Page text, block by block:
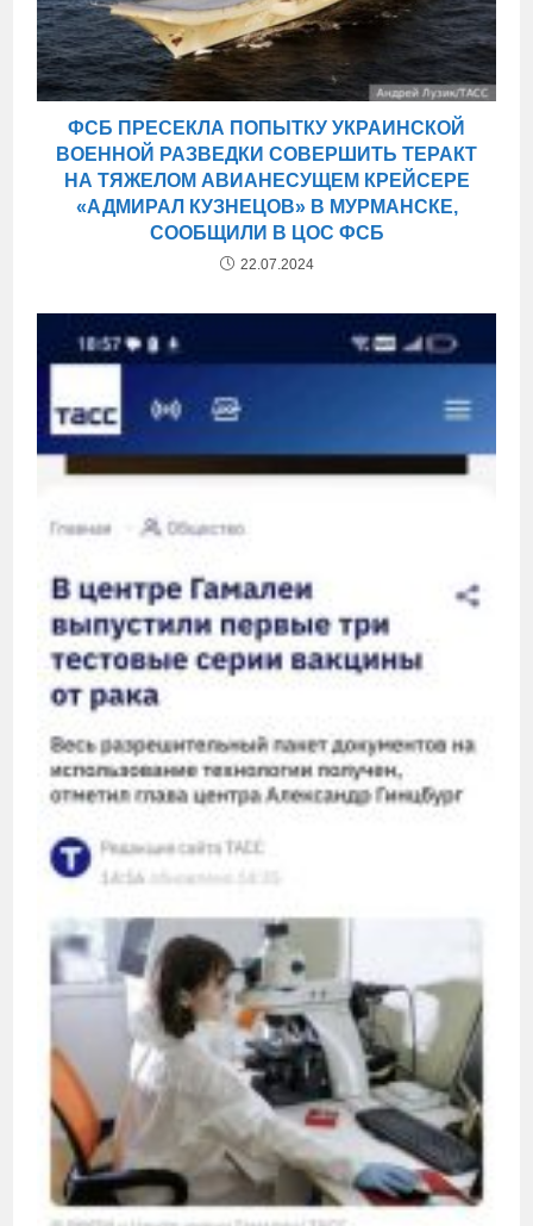
ФСБ ПРЕСЕКЛА ПОПЫТКУ УКРАИНСКОЙ
ВОЕННОЙ РАЗВЕДКИ СОВЕРШИТЬ ТЕРАКТ
НА ТЯЖЕЛОМ АВИАНЕСУЩЕМ КРЕЙСЕРЕ
«АДМИРАЛ КУЗНЕЦОВ» В МУРМАНСКЕ,
СООБЩИЛИ В ЦОС ФСБ
22.07.2024